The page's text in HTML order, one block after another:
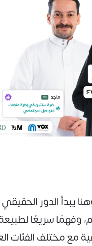
يبدأ الدور
وفهمًا سريعًا
مختلف الفئات